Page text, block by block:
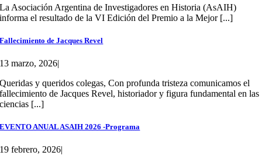
La Asociación Argentina de Investigadores en Historia (AsAIH)
informa el resultado de la VI Edición del Premio a la Mejor [...]
Fallecimiento de Jacques Revel
13 marzo, 2026|
Queridas y queridos colegas, Con profunda tristeza comunicamos el
fallecimiento de Jacques Revel, historiador y figura fundamental en las
ciencias [...]
EVENTO ANUAL ASAIH 2026 -Programa
19 febrero, 2026|